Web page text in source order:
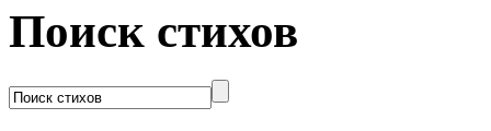
Поиск стихов